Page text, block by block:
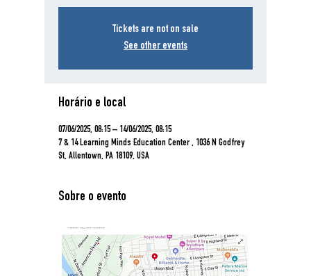
Tickets are not on sale
See other events
Horário e local
07/06/2025, 08:15 – 14/06/2025, 08:15
7 & 14 Learning Minds Education Center , 1036 N Godfrey
St, Allentown, PA 18109, USA
Sobre o evento